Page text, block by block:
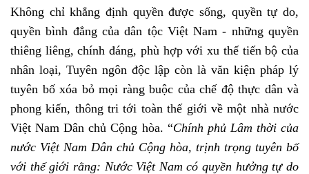
Không chỉ khẳng định quyền được sống, quyền tự do,
quyền bình đẳng của dân tộc Việt Nam - những quyền
thiêng liêng, chính đáng, phù hợp với xu thế tiến bộ của
nhân loại, Tuyên ngôn độc lập còn là văn kiện pháp lý
tuyên bố xóa bỏ mọi ràng buộc của chế độ thực dân và
phong kiến, thông tri tới toàn thế giới về một nhà nước
Việt Nam Dân chủ Cộng hòa. “Chính phủ Lâm thời của
nước Việt Nam Dân chủ Cộng hòa, trịnh trọng tuyên bố
với thế giới rằng: Nước Việt Nam có quyền hưởng tự do